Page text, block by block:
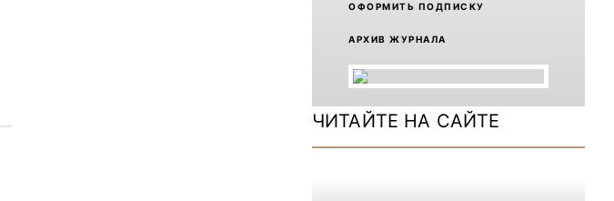
ОФОРМИТЬ ПОДПИСКУ
АРХИВ ЖУРНАЛА
ЧИТАЙТЕ НА САЙТЕ